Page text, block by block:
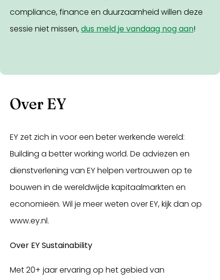
compliance, finance en duurzaamheid willen deze
sessie niet missen,dus meld je vandaag nog aan!
Over EY
EY zet zich in voor een beter werkende wereld:
Building a better working world. De adviezen en
dienstverlening van EY helpen vertrouwen op te
bouwen in de wereldwijde kapitaalmarkten en
economieën. Wil je meer weten over EY, kijk dan op
www.ey.nl.
Over EY Sustainability
Met 20+ jaar ervaring op het gebied van